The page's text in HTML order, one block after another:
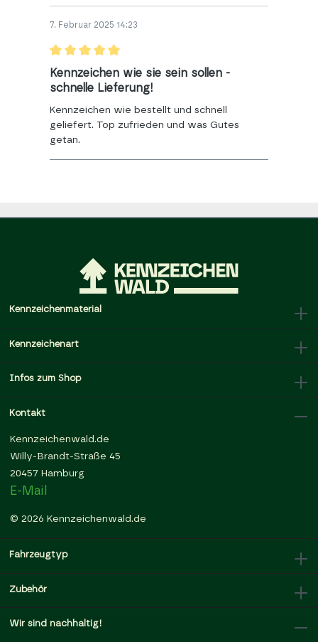
7. Februar 2025 14:23
Kennzeichen wie sie sein sollen -
schnelle Lieferung!
Kennzeichen wie bestellt und schnell
geliefert. Top zufrieden und was Gutes
getan.
Kennzeichenmaterial
Kennzeichenart
Infos zum Shop
Kontakt
Kennzeichenwald.de
Willy-Brandt-Straße 45
20457 Hamburg
E-Mail
© 2026 Kennzeichenwald.de
Fahrzeugtyp
Zubehör
Wir sind nachhaltig!